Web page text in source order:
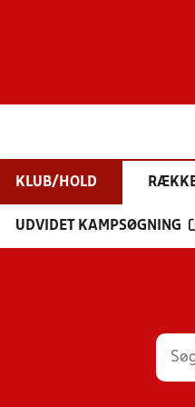
KLUB/HOLD
UDVIDET KAMPSØGNING